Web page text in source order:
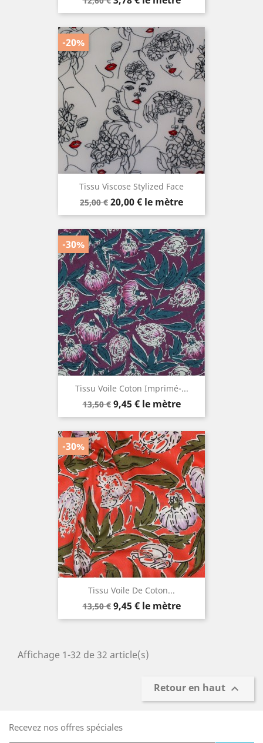
de
Tissu Viscose Stylized Face
Prix
de
25,00 € Prix
20,00 € le mètre
-20%
Tissu Voile Coton Imprimé-...
Prix
de
13,50 € Prix
9,45 € le mètre
-30%
Tissu Voile De Coton...
Prix
de
13,50 € Prix
9,45 € le mètre
-30%
Affichage 1-32 de 32 article(s)
Retour en haut 
Recevez nos offres spéciales